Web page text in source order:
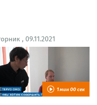
, 09.11.2021
1 мин 00 сек